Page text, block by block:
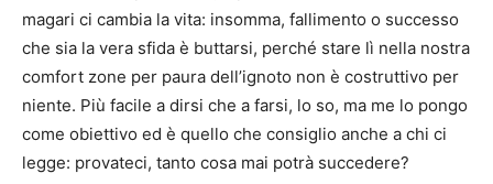
magari ci cambia la vita: insomma, fallimento o successo
che sia la vera sfida è buttarsi, perché stare lì nella nostra
comfort zone per paura dell’ignoto non è costruttivo per
niente. Più facile a dirsi che a farsi, lo so, ma me lo pongo
come obiettivo ed è quello che consiglio anche a chi ci
legge: provateci, tanto cosa mai potrà succedere?